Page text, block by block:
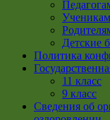
Ученикам
Детские
Политика
11 класс
9 класс
Сведения об